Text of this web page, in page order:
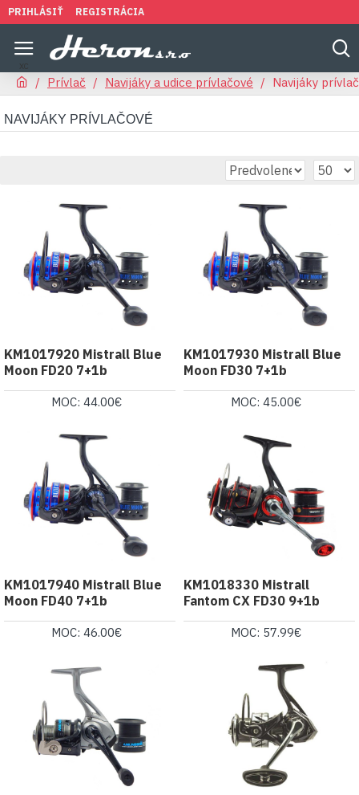
PRIHLÁSIŤ REGISTRÁCIA
Prívlač Navijáky a udice prívlačové Navijáky
NAVIJÁKY PRÍVLAČOVÉ
KM1017920 Mistrall Blue
Moon FD20 7+1b
MOC: 44.00€
KM1017930 Mistrall Blue
Moon FD30 7+1b
MOC: 45.00€
KM1017940 Mistrall Blue
Moon FD40 7+1b
MOC: 46.00€
KM1018330 Mistrall
Fantom CX FD30 9+1b
MOC: 57.99€